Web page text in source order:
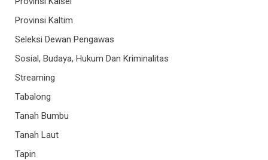
Provinsi Kaltim
Seleksi Dewan Pengawas
Sosial, Budaya, Hukum Dan Kriminalitas
Streaming
Tabalong
Tanah Bumbu
Tanah Laut
Tapin